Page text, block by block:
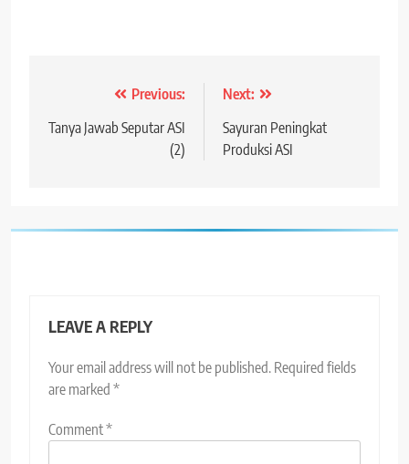
navigation
Previous:
Tanya Jawab Seputar ASI
(2)
Next:
Sayuran Peningkat
Produksi ASI
LEAVE A REPLY
Your email address will not be published. Required fields
are marked *
Comment*